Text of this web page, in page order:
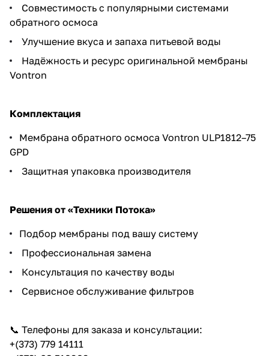
Совместимость с популярными системами
обратного осмоса
Улучшение вкуса и запаха питьевой воды
Надёжность и ресурс оригинальной мембраны
Vontron
Комплектация
Мембрана обратного осмоса Vontron ULP1812–75
GPD
Защитная упаковка производителя
Решения от «Техники Потока»
Подбор мембраны под вашу систему
Профессиональная замена
Консультация по качеству воды
Сервисное обслуживание фильтров
📞 Телефоны для заказа и консультации:
+(373) 779 14111